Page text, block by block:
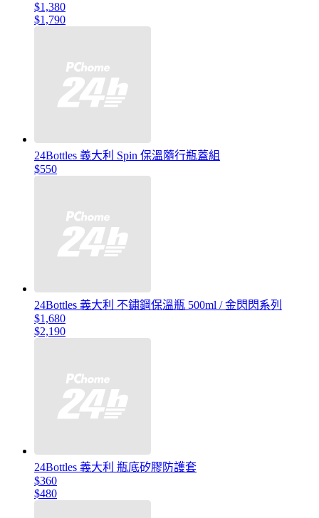
$1,380
$1,790
24Bottles 義大利 Spin 保溫隨行瓶蓋組
$550
24Bottles 義大利 不鏽鋼保溫瓶 500ml / 金閃閃系列
$1,680
$2,190
24Bottles 義大利 瓶底矽膠防護套
$360
$480